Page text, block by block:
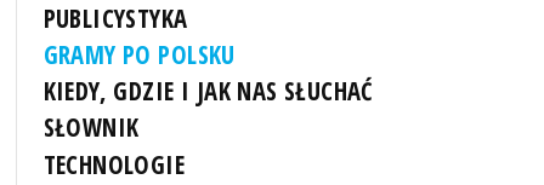
PUBLICYSTYKA
GRAMY PO POLSKU
KIEDY, GDZIE I JAK NAS SŁUCHAĆ
SŁOWNIK
TECHNOLOGIE